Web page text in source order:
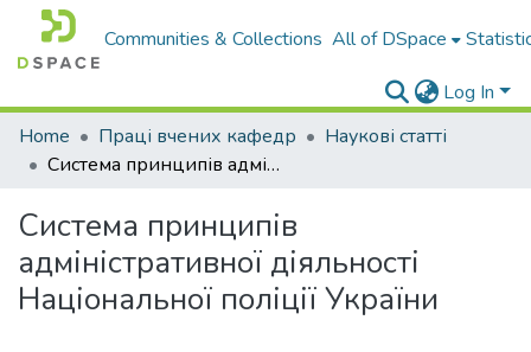
Communities & Collections All of DSpace
Log In
Home
Праці вчених кафедр
Наукові статті
Система принципів адміністративної діяльності Національної поліції України
Система принципів
адміністративної діяльності
Національної поліції України